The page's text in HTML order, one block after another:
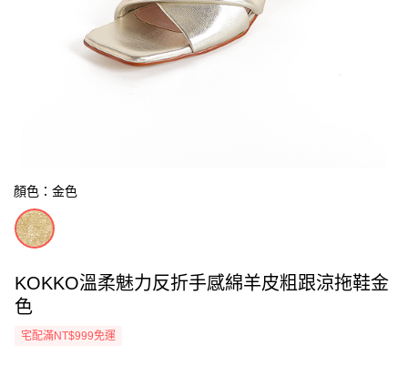
顏色：金色
KOKKO溫柔魅力反折手感綿羊皮粗跟涼拖鞋金
色
宅配滿NT$999免運